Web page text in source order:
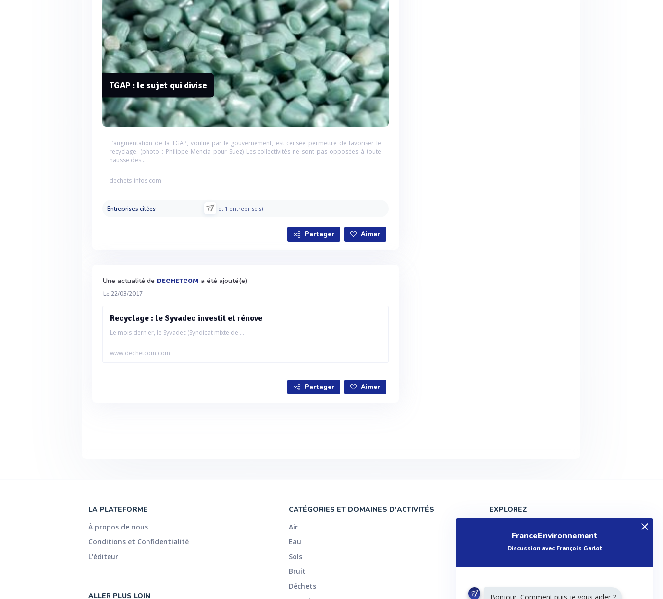
TGAP : le sujet qui divise
L’augmentation de la TGAP, voulue par le gouvernement, est censée permettre de favoriser le
recyclage. (photo : Philippe Mencia pour Suez) Les collectivités ne sont pas opposées à toute
hausse des...
dechets-infos.com
Entreprises citées et 1 entreprise(s)
Partager Aimer
Une actualité de DECHETCOM a été ajouté(e)
Le 22/03/2017
Recyclage : le Syvadec investit et rénove
Le mois dernier, le Syvadec (Syndicat mixte de ...
www.dechetcom.com
Partager Aimer
LA PLATEFORME
À propos de nous
Conditions et Confidentialité
L'éditeur
ALLER PLUS LOIN
CATÉGORIES ET DOMAINES D'ACTIVITÉS
Air
Eau
Sols
Bruit
Déchets
EXPLOREZ
Entreprises
Tutoriels
FranceEnvironnement
Discussion avec François Garlot
Bonjour, Comment puis-je vous aider ?